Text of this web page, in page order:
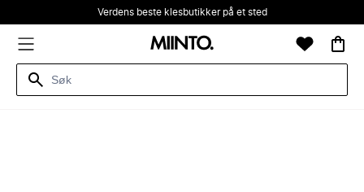
Verdens beste klesbutikker på et sted